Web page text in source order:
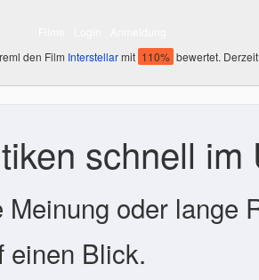
den Film Interstellarmit 110% bewertet.
schnell im
Meinung oder lange
einen Blick.